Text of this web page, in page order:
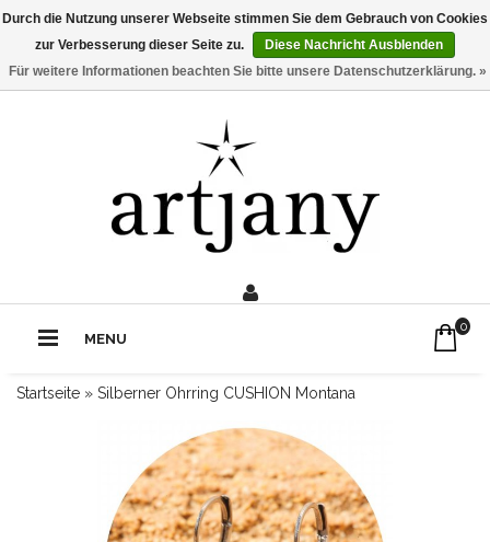
Rufe uns an:0211 - 210 310 2
MENU
0
Startseite » Silberner Ohrring CUSHION Montana
Durch die Nutzung unserer Webseite stimmen Sie dem Gebrauch von Cookies
zur Verbesserung dieser Seite zu.
Diese Nachricht Ausblenden
Für weitere Informationen beachten Sie bitte unsere Datenschutzerklärung. »